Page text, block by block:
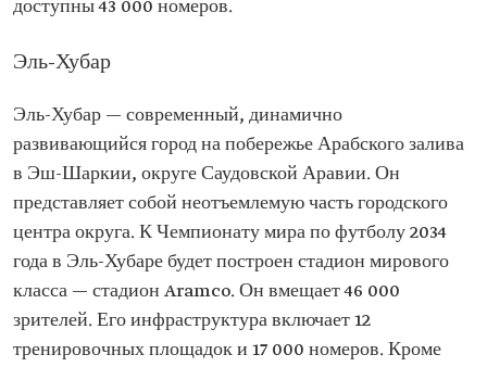
доступны 43 000 номеров.
Эль-Хубар
Эль-Хубар — современный, динамично
развивающийся город на побережье Арабского залива
в Эш-Шаркии, округе Саудовской Аравии. Он
представляет собой неотъемлемую часть городского
центра округа. К Чемпионату мира по футболу 2034
года в Эль-Хубаре будет построен стадион мирового
класса — стадион Aramco. Он вмещает 46 000
зрителей. Его инфраструктура включает 12
тренировочных площадок и 17 000 номеров. Кроме